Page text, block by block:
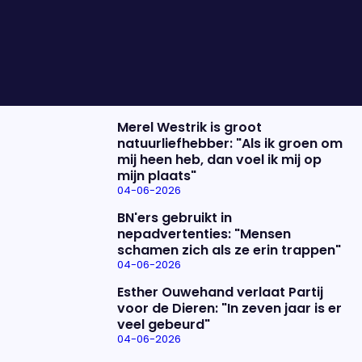
Merel Westrik is groot
natuurliefhebber: "Als ik groen om
mij heen heb, dan voel ik mij op
mijn plaats"
04-06-2026
BN'ers gebruikt in
nepadvertenties: "Mensen
schamen zich als ze erin trappen"
04-06-2026
Esther Ouwehand verlaat Partij
voor de Dieren: "In zeven jaar is er
veel gebeurd"
04-06-2026